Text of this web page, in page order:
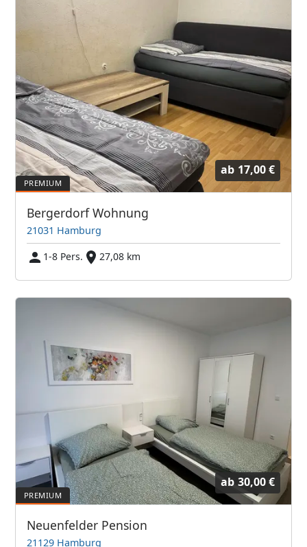
ab 17,00 €
Bergerdorf Wohnung
21031 Hamburg
1-8 Pers.
27,08 km
ab 30,00 €
Neuenfelder Pension
21129 Hamburg